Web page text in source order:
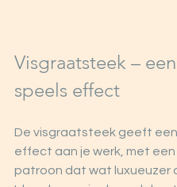
Visgraatsteek –
speels effect
De visgraatsteek geeft
effect aan je werk, met een
patroon dat wat luxueuzer